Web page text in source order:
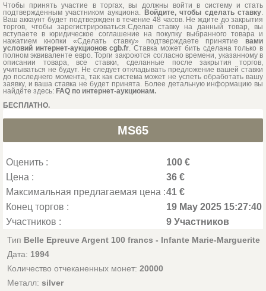
Чтобы принять участие в торгах, вы должны войти в систему и стать
подтвержденным участником аукциона. Войдите, чтобы сделать ставку.
Ваш аккаунт будет подтвержден в течение 48 часов. Не ждите до закрытия
торгов, чтобы зарегистрироваться.Сделав ставку на данный товар, вы
вступаете в юридическое соглашение на покупку выбранного товара и
нажатием кнопки «Сделать ставку» подтверждаете принятие
вами
условий интернет-аукционов cgb.fr. Ставка может бить сделана только в
полном эквиваленте евро. Торги закроются согласно времени, указанному в
описании товара, все ставки, сделанные после закрытия торгов,
учитываться не будут. Не следует откладывать предложение вашей ставки
до последнего момента, так как система может не успеть обработать вашу
заявку, и ваша ставка не будет принята. Более детальную информацию вы
найдёте здесь: FAQ по интернет-аукционам.
БЕСПЛАТНО.
MS65
Оценить :
100 €
Цена :
36 €
Максимальная предлагаемая цена :41 €
Конец торгов :
19 May 2025 15:27:40
Участников :
9 Участников
Тип Belle Epreuve Argent 100 francs - Infante Marie-Marguerite
Дата: 1994
Количество отчеканенных монет: 20000
Металл: silver